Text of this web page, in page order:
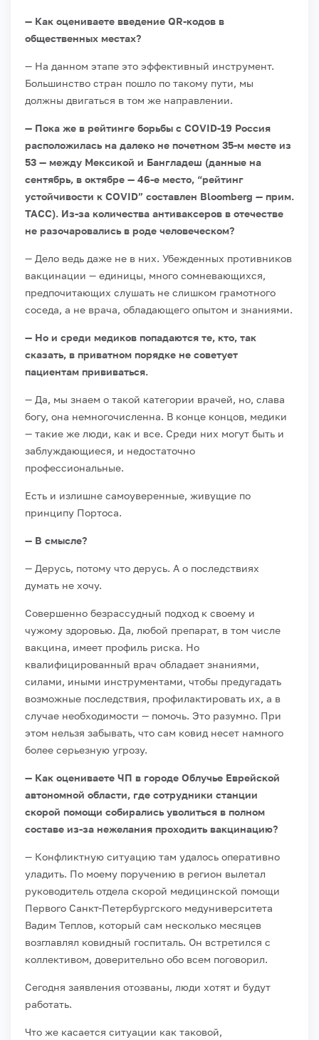
— Как оцениваете введение QR-кодов в
общественных местах?
— На данном этапе это эффективный инструмент.
Большинство стран пошло по такому пути, мы
должны двигаться в том же направлении.
— Пока же в рейтинге борьбы с COVID-19 Россия
расположилась на далеко не почетном 35-м месте из
53 — между Мексикой и Бангладеш (данные на
сентябрь, в октябре — 46-е место, “рейтинг
устойчивости к COVID” составлен Bloomberg — прим.
ТАСС). Из-за количества антиваксеров в отечестве
не разочаровались в роде человеческом?
— Дело ведь даже не в них. Убежденных противников
вакцинации — единицы, много сомневающихся,
предпочитающих слушать не слишком грамотного
соседа, а не врача, обладающего опытом и знаниями.
— Но и среди медиков попадаются те, кто, так
сказать, в приватном порядке не советует
пациентам прививаться.
— Да, мы знаем о такой категории врачей, но, слава
богу, она немногочисленна. В конце концов, медики
— такие же люди, как и все. Среди них могут быть и
заблуждающиеся, и недостаточно
профессиональные.
Есть и излишне самоуверенные, живущие по
принципу Портоса.
— В смысле?
— Дерусь, потому что дерусь. А о последствиях
думать не хочу.
Совершенно безрассудный подход к своему и
чужому здоровью. Да, любой препарат, в том числе
вакцина, имеет профиль риска. Но
квалифицированный врач обладает знаниями,
силами, иными инструментами, чтобы предугадать
возможные последствия, профилактировать их, а в
случае необходимости — помочь. Это разумно. При
этом нельзя забывать, что сам ковид несет намного
более серьезную угрозу.
— Как оцениваете ЧП в городе Облучье Еврейской
автономной области, где сотрудники станции
скорой помощи собирались уволиться в полном
составе из-за нежелания проходить вакцинацию?
— Конфликтную ситуацию там удалось оперативно
уладить. По моему поручению в регион вылетал
руководитель отдела скорой медицинской помощи
Первого Санкт-Петербургского медуниверситета
Вадим Теплов, который сам несколько месяцев
возглавлял ковидный госпиталь. Он встретился с
коллективом, доверительно обо всем поговорил.
Сегодня заявления отозваны, люди хотят и будут
работать.
Что же касается ситуации как таковой,